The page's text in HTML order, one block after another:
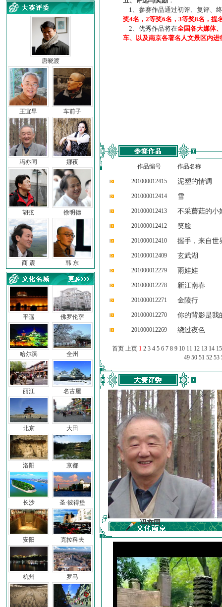
唐晓渡
王宜早 车前子
冯亦同 娜夜
胡弦 徐明德
商 震 韩 东
平遥
哈尔滨
丽江
北京
洛阳
长沙
安阳
杭州
佛罗伦萨
全州
名古屋
大田
京都
圣·彼得堡
克拉科夫
罗马
1、参赛作品通过初评、复评、
奖4名，2等奖6名，3等奖8名，提
2、优秀作品将在全国各大媒体
车、以及南京各著名人文景区内进
作品编号 作品名称
201000012415 泥塑的情调
201000012414 雪
201000012413 不采蘑菇的小
201000012412 笑脸
201000012410 握手，来自世
201000012409 玄武湖
201000012279 雨娃娃
201000012278 新江南春
201000012271 金陵行
201000012270 你的背影是我
201000012269 绕过夜色
首页 上页 1 2 3 4 5 6 7 8 9 10 11 12 13 14 15
49 50 51 52 53
冯亦同